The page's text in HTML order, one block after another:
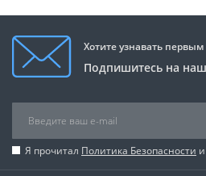
Хотите узнавать
Подпишитесь на
Я прочитал Политика Безопасности